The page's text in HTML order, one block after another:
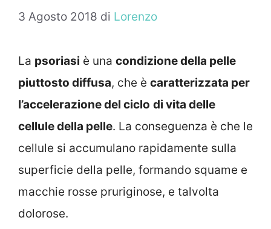
3 Agosto 2018 di Lorenzo
La psoriasi è una condizione della pelle
piuttosto diffusa, che è caratterizzata per
l’accelerazione del ciclo di vita delle
cellule della pelle. La conseguenza è che le
cellule si accumulano rapidamente sulla
superficie della pelle, formando squame e
macchie rosse pruriginose, e talvolta
dolorose.